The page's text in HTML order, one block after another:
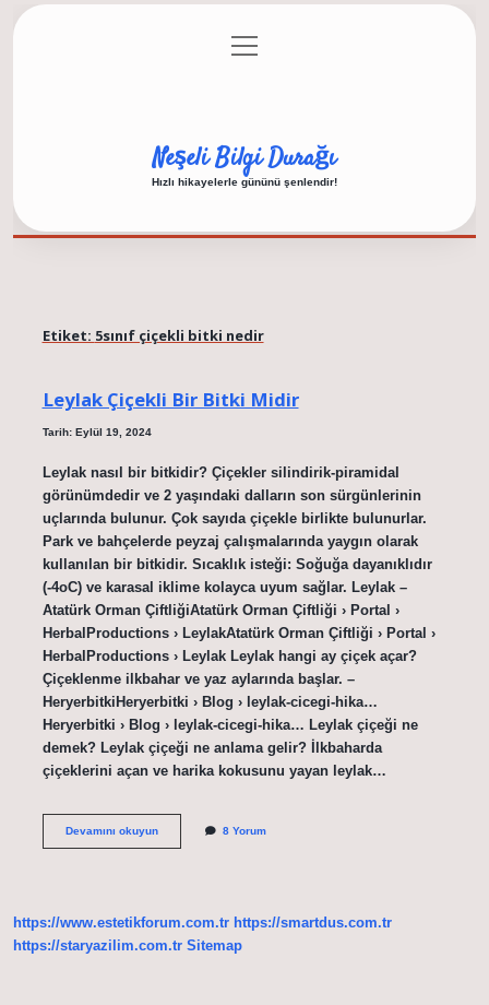
Gizlilik Politikası
menüyü
aç
Neşeli Bilgi Durağı
Hızlı hikayelerle gününü şenlendir!
Etiket: 5sınıf çiçekli bitki nedir
Leylak Çiçekli Bir Bitki Midir
Tarih: Eylül 19, 2024
Leylak nasıl bir bitkidir? Çiçekler silindirik-piramidal
görünümdedir ve 2 yaşındaki dalların son sürgünlerinin
uçlarında bulunur. Çok sayıda çiçekle birlikte bulunurlar.
Park ve bahçelerde peyzaj çalışmalarında yaygın olarak
kullanılan bir bitkidir. Sıcaklık isteği: Soğuğa dayanıklıdır
(-4oC) ve karasal iklime kolayca uyum sağlar. Leylak –
Atatürk Orman ÇiftliğiAtatürk Orman Çiftliği › Portal ›
HerbalProductions › LeylakAtatürk Orman Çiftliği › Portal ›
HerbalProductions › Leylak Leylak hangi ay çiçek açar?
Çiçeklenme ilkbahar ve yaz aylarında başlar. –
HeryerbitkiHeryerbitki › Blog › leylak-cicegi-hika…
Heryerbitki › Blog › leylak-cicegi-hika… Leylak çiçeği ne
demek? Leylak çiçeği ne anlama gelir? İlkbaharda
çiçeklerini açan ve harika kokusunu yayan leylak…
Devamını okuyunLeylak
8 Yorum
https://www.estetikforum.com.tr https://smartdus.com.tr
https://staryazilim.com.tr Sitemap